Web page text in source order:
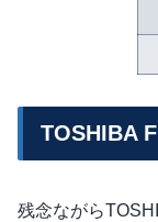
TOSHIBA
残念ながら